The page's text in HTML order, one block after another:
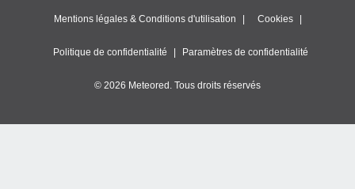
Mentions légales & Conditions d'utilisation Cookies
Politique de confidentialité Paramètres de confidentialité
© 2026 Meteored. Tous droits réservés